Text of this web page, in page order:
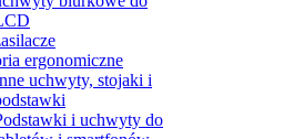
ergonomiczne
uchwyty, stojaki i
i uchwyty do